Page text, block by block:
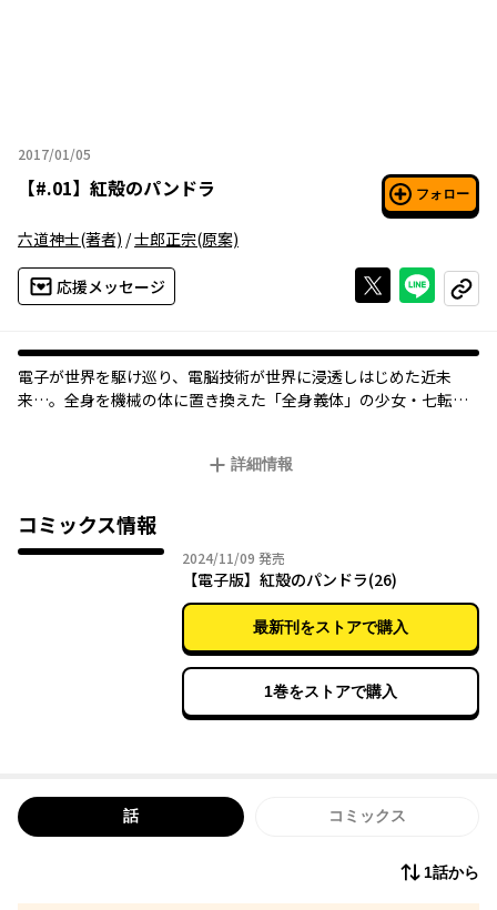
2017/01/05
2017年01月05日
【#.01】 紅殻のパンドラ フォロー
六道神士(著者) /士郎正宗(原案)
応援メッセージ Xで投稿する
ライン
コピー
電子が世界を駆け巡り、電脳技術が世界に浸透しはじめた近未
来…。全身を機械の体に置き換えた「全身義体」の少女・七転福
途方もない新生活だった！？
詳細情報
コミックス情報
2024/11/09 2024年11月09日
発売
【電子版】紅殻のパンドラ(26)
最新刊をストアで購入
1巻をストアで購入
話 コミックス
1話から